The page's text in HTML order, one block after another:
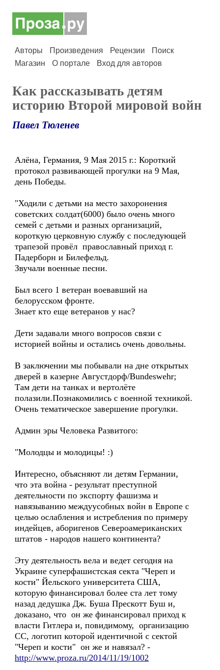
Авторы Произведения Рецензии
Поиск
Магазин
О портале Вход для авторов
Как рассказывать детям
историю Второй мировой войн
Павел Тюленев
Aлёна, Германия, 9 Мая 2015 г.: Короткий
протокол развивающей прогулки на 9 Мая,
день Победы.
"Ходили с детьми на место захоронения
советских солдат(6000) было очень много
семей с детьми и разных организаций,
короткую церковную службу с последующей
трапезой провёл православный приход г.
Падерборн и Билефельд.
Звучали военные песни.
Был всего 1 ветеран воевавший на
белорусском фронте.
Знает кто еще ветеранов у нас?
Дети задавали много вопросов связи с
историей войны и остались очень довольны.
В заключении мы побывали на дне открытых
дверей в казерне Августдорф/Bundeswehr;
Там дети на танках и вертолёте
полазили.Познакомились с военной техникой.
Очень тематическое завершение прогулки.
Админ эры Человека Развитого:
"Молодцы и молодицы! :)
Интересно, объясняют ли детям Германии,
что эта война - результат преступной
деятельности по экспорту фашизма и
навязыванию междуусобных войн в Европе с
целью ослабления и истребления по примеру
индейцев, аборигенов Североамериканских
штатов - народов нашего континента?
Эту деятельность вела и ведет сегодня на
Украине суперфашистская секта "Череп и
кости" Йельского университета США,
которую финансировал более ста лет тому
назад дедушка Дж. Буша Прескотт Буш и,
доказано, что он же финансировал приход к
власти Гитлера и, повидимому, организацию
СС, логотип которой идентичной с сектой
"Череп и кости" он же и навязал? -
http://www.proza.ru/2014/11/19/1002